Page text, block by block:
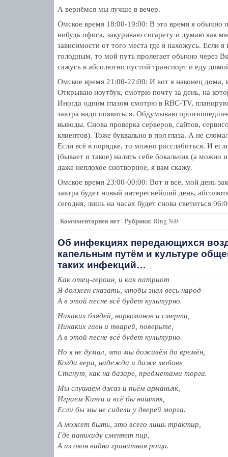
А вернёмся мы лучше в вечер.
Омское время 18:00-19:00: В это время я обычно
нибудь офиса, закуриваю сигарету и думаю как
зависимости от того места где я нахожусь. Если
голодным, то мой путь пролегает обычно через
сажусь в абсолютно пустой транспорт и еду
Омское время 21:00-22:00: И вот я наконец дома,
Открываю ноутбук, смотрю почту за день, на
Иногда одним глазом смотрю в RBC-TV,
завтра надо появиться. Обдумываю
выводы. Снова проверка серверов, сайтов,
клиентов). Тоже буквально в пол глаза. А не
Если всё в порядке, то можно расслабиться. И
(бывает и такое) налить себе бокальчик (а можно
даже неплохое снотворное, я вам скажу.
Омское время 23:00-00:00: Вот и всё, мой день
завтра будет новый интереснейший день,
сегодня, лишь на часах будет снова светиться
Коммментариев нет | Рубрики: Ring №0
Об инфекциях передающихся
капельным путём и культуре
таких инфекций…
Как отец-героин, и как патриот
Я должен сказать, чтобы знал весь народ –
А в этой песне всё будет культурно.
Никаких блядей, наркоманов и смерти,
Никаких гиен и тварей, поверьте,
А в этой песне всё будет культурно.
Но я не думал, что мы доживём до времён,
Когда вера, надежда и даже любовь
Станут, как на базаре, предметами торга.
Мы слушаем джаз и пьём арманьяк,
Играем Кинга и всё бы ништяк,
Если бы мы не сидели у дверей морга.
А может быть, это всего лишь трактир,
Где панихиду сменяет пир,
А из окон видна гранитная роща.